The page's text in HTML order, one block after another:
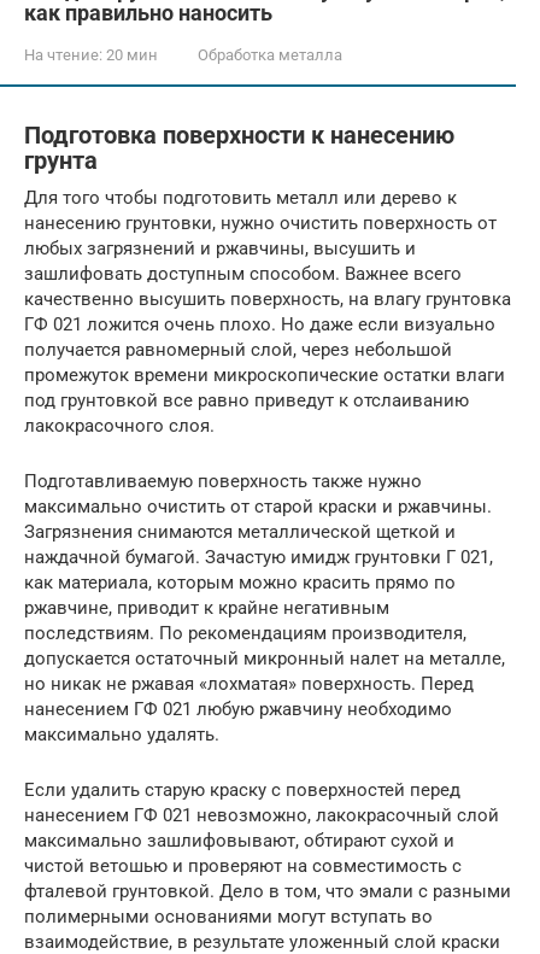
как правильно наносить
На чтение: 20 мин Обработка металла
Подготовка поверхности к нанесению
грунта
Для того чтобы подготовить металл или дерево к
нанесению грунтовки, нужно очистить поверхность от
любых загрязнений и ржавчины, высушить и
зашлифовать доступным способом. Важнее всего
качественно высушить поверхность, на влагу грунтовка
ГФ 021 ложится очень плохо. Но даже если визуально
получается равномерный слой, через небольшой
промежуток времени микроскопические остатки влаги
под грунтовкой все равно приведут к отслаиванию
лакокрасочного слоя.
Подготавливаемую поверхность также нужно
максимально очистить от старой краски и ржавчины.
Загрязнения снимаются металлической щеткой и
наждачной бумагой. Зачастую имидж грунтовки Г 021,
как материала, которым можно красить прямо по
ржавчине, приводит к крайне негативным
последствиям. По рекомендациям производителя,
допускается остаточный микронный налет на металле,
но никак не ржавая «лохматая» поверхность. Перед
нанесением ГФ 021 любую ржавчину необходимо
максимально удалять.
Если удалить старую краску с поверхностей перед
нанесением ГФ 021 невозможно, лакокрасочный слой
максимально зашлифовывают, обтирают сухой и
чистой ветошью и проверяют на совместимость с
фталевой грунтовкой. Дело в том, что эмали с разными
полимерными основаниями могут вступать во
взаимодействие, в результате уложенный слой краски